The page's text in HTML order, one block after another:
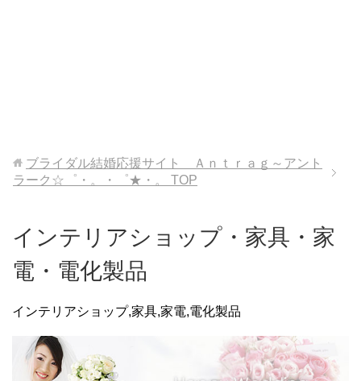
ブライダル結婚応援サイト Ａｎｔｒａｇ～アント
ラーク☆゜・。・゜★・。
TOP
インテリアショップ・家具・家
電・電化製品
インテリアショップ,家具,家電,電化製品